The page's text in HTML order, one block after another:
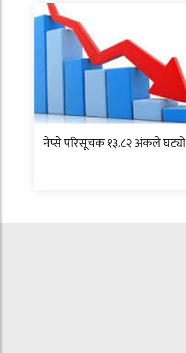
नेप्से परिसूचक १३.८२ अंकले घट्यो